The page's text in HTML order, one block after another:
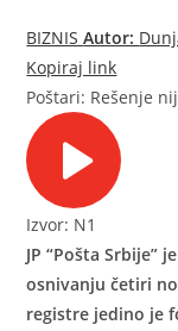
BIZNISAutor:
Kopiraj link
Poštari: Rešenje
Izvor: N1
JP “Pošta Srbije”
osnivanju četiri
registre jedino je